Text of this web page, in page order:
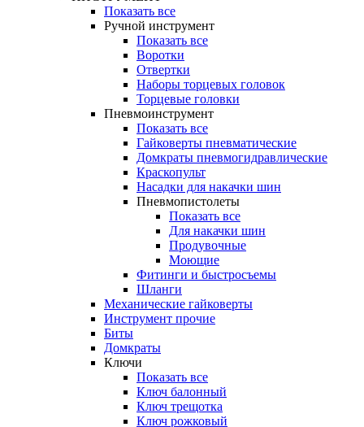
Показать все
Ручной инструмент
Показать все
Воротки
Отвертки
Наборы торцевых головок
Торцевые головки
Пневмоинструмент
Показать все
Гайковерты пневматические
Домкраты пневмогидравлические
Краскопульт
Насадки для накачки шин
Пневмопистолеты
Показать все
Для накачки шин
Продувочные
Моющие
Фитинги и быстросъемы
Шланги
Механические гайковерты
Инструмент прочиe
Биты
Домкраты
Ключи
Показать все
Ключ балонный
Ключ трещотка
Ключ рожковый